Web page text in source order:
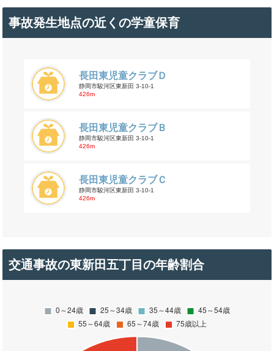
事故発生地点の近くの学童保育
長田東児童クラブＤ
静岡市駿河区東新田 3-10-1
426m
長田東児童クラブＢ
静岡市駿河区東新田 3-10-1
426m
長田東児童クラブＣ
静岡市駿河区東新田 3-10-1
426m
交通事故の東新田五丁目の年齢割合